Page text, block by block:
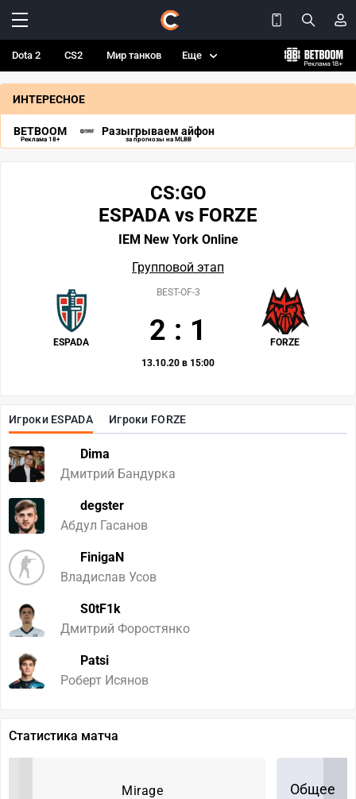
Dota 2 CS2 Мир танков Еще
ИНТЕРЕСНОЕ
BETBOOM
Реклама 18+
Разыгрываем айфон
за прогнозы на MLBB
Игроки ESPADA Игроки FORZE
Dima
Дмитрий Бандурка
degster
Абдул Гасанов
FinigaN
Владислав Усов
S0tF1k
Дмитрий Форостянко
Patsi
Роберт Исянов
CS:GO
ESPADA vs FORZE
IEM New York Online
Групповой этап
ESPADA FORZE
BEST-OF-3
2 : 1
13.10.20 в 15:00
Статистика матча
Mirage Общее